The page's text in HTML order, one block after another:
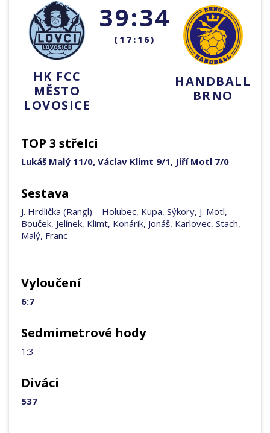
HK FCC
MĚSTO
LOVOSICE
39:34
(17:16)
HANDBALL
BRNO
TOP 3 střelci
Lukáš Malý 11/0, Václav Klimt 9/1, Jiří Motl 7/0
Sestava
J. Hrdlička (Rangl) – Holubec, Kupa, Sýkory, J. Motl,
Bouček, Jelínek, Klimt, Konárik, Jonáš, Karlovec, Stach,
Malý, Franc
Vyloučení
6:7
Sedmimetrové hody
1:3
Diváci
537